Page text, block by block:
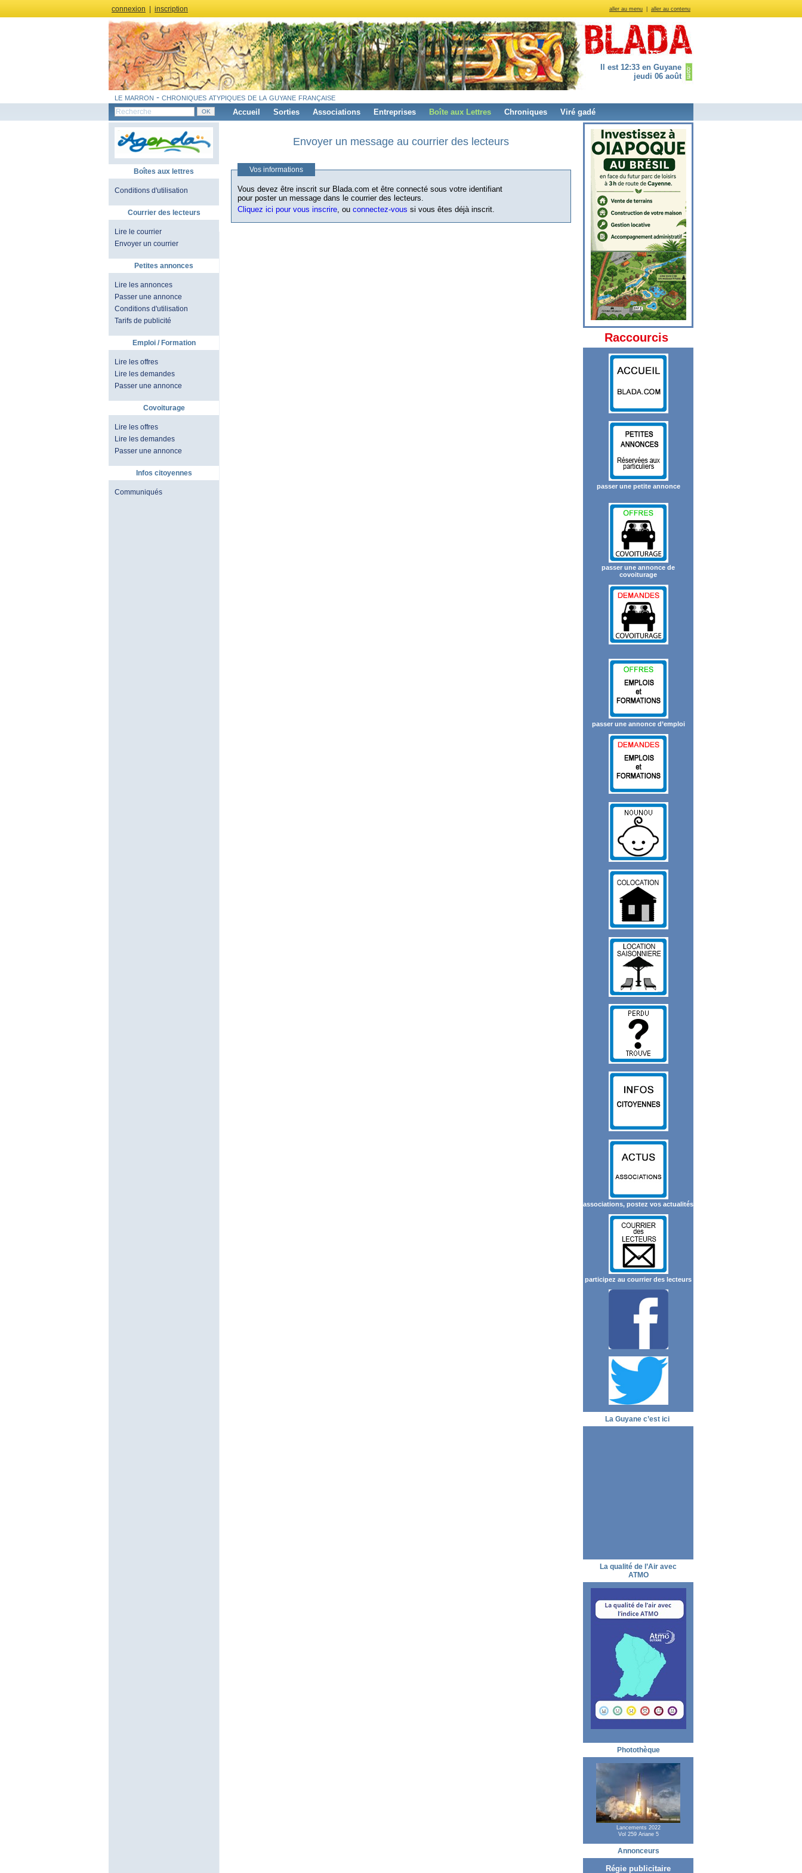
aller au menu aller au contenu
connexion inscription
Il est 12:33 en Guyane
jeudi 06 août
le marron - chroniques atypiques de la guyane française
Accueil Sorties Associations Entreprises Boîte aux Lettres Chroniques Viré gadé
Boîtes aux lettres
Conditions d'utilisation
Courrier des lecteurs
Lire le courrier
Envoyer un courrier
Petites annonces
Lire les annonces
Passer une annonce
Conditions d'utilisation
Tarifs de publicité
Emploi / Formation
Lire les offres
Lire les demandes
Passer une annonce
Covoiturage
Lire les offres
Lire les demandes
Passer une annonce
Infos citoyennes
Communiqués
Envoyer un message au courrier des lecteurs
Vos informations
Vous devez être inscrit sur Blada.com et être connecté sous votre identifiant
pour poster un message dans le courrier des lecteurs.
Cliquez ici pour vous inscrire, ou connectez-vous si vous êtes déjà inscrit.
Raccourcis
passer une petite annonce
passer une annonce de
covoiturage
passer une annonce d’emploi
associations, postez vos actualités
participez au courrier des lecteurs
La Guyane c’est ici
La qualité de l’Air avec
ATMO
Photothèque
Lancements 2022
Vol 259 Ariane 5
Annonceurs
Régie publicitaire